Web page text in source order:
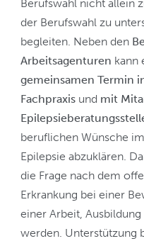
Berufswahl nicht allein
der Berufswahl zu
begleiten. Neben den
Arbeitsagenturen kann
gemeinsamen Termin
Fachpraxis und mit
beruflichen Wünsche
Epilepsie abzuklären.
die Frage nach dem
Erkrankung bei einer
einer Arbeit,
werden. Unterstützung